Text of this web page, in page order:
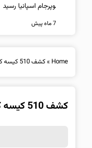
شد
7 ماه پیش
Home
»کشف 510 کیسه کود شیمیایی قاچاق در «دهلران»
کشف 510 کیسه کود شیمیایی قاچاق در «دهلران»